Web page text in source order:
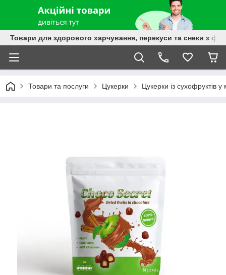
Товари для здорового харчування, перекуси та снеки з
Товари та послуги Цукерки Цукерки із сухофруктів